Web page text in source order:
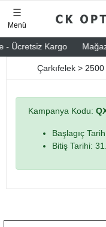
- Ücretsiz Kargo
Menü
Çarkıfelek >
Kampanya Kodu:
Başlagıç
Bitiş Tarihi: